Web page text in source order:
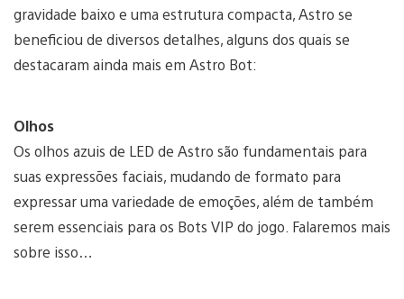
gravidade baixo e uma estrutura compacta, Astro se
beneficiou de diversos detalhes, alguns dos quais se
destacaram ainda mais em Astro Bot:
Olhos
Os olhos azuis de LED de Astro são fundamentais para
suas expressões faciais, mudando de formato para
expressar uma variedade de emoções, além de também
serem essenciais para os Bots VIP do jogo. Falaremos mais
sobre isso…